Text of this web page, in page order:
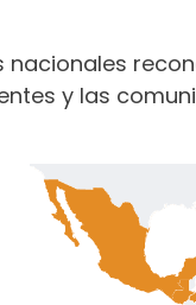
y las